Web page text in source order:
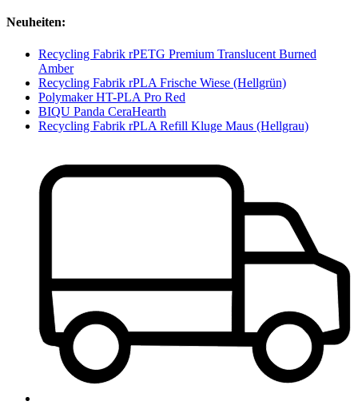
Neuheiten:
Recycling Fabrik rPETG Premium Translucent Burned
Amber
Recycling Fabrik rPLA Frische Wiese (Hellgrün)
Polymaker HT-PLA Pro Red
BIQU Panda CeraHearth
Recycling Fabrik rPLA Refill Kluge Maus (Hellgrau)